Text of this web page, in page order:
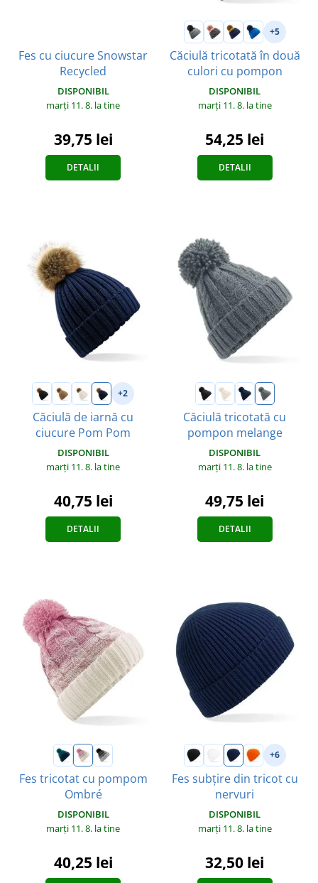
Fes cu ciucure Snowstar
Recycled
DISPONIBIL
marți 11. 8. la tine
39,75 lei
DETALII
+5
Căciulă tricotată în două
culori cu pompon
DISPONIBIL
marți 11. 8. la tine
54,25 lei
DETALII
+2
Căciulă de iarnă cu
ciucure Pom Pom
DISPONIBIL
marți 11. 8. la tine
40,75 lei
DETALII
Căciulă tricotată cu
pompon melange
DISPONIBIL
marți 11. 8. la tine
49,75 lei
DETALII
Fes tricotat cu pompom
Ombré
DISPONIBIL
marți 11. 8. la tine
40,25 lei
+6
Fes subțire din tricot cu
nervuri
DISPONIBIL
marți 11. 8. la tine
32,50 lei